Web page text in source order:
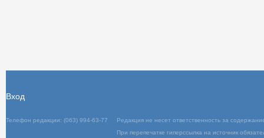
Телефон редакции: (063) 994-63-77
При